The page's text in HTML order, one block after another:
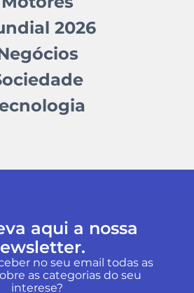
2026
aqui a nossa
no seu email todas as
as categorias do seu
interese?